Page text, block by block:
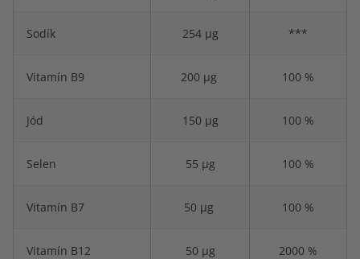
Sodík 254 µg ***
Vitamín B9 200 µg 100 %
Jód 150 µg 100 %
Selen 55 µg 100 %
Vitamín B7 50 µg 100 %
Vitamín B12 50 µg 2000 %